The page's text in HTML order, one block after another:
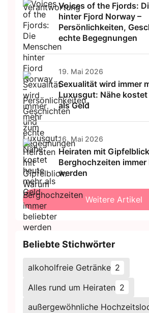
Voices of the Fjords:
hinter Fjord Norway –
Persönlichkeiten,
echte Begegnungen
19. Mai 2026
Sexualität wird immer
Luxusgut: Nähe
als Geld
16. Mai 2026
Heiraten mit
Berghochzeiten immer
werden
Weitere Artikel
Beliebte Stichwörter
alkoholfreie Getränke 2
Alles rund um Heiraten 2
außergewöhnliche